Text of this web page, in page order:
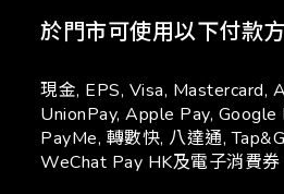
於門市可使用以下付款
現金, EPS, Visa, Mastercard,
UnionPay, Apple Pay, Google
PayMe, 轉數快, 八達通,
WeChat Pay HK及電子消費券